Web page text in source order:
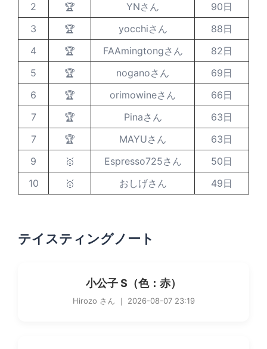
2
🏆 YNさん
90日
3
🏆 yocchiさん
88日
4
🏆 FAAmingtongさん
82日
5
🏆 noganoさん
69日
6
🏆 orimowineさん
66日
7
🏆 Pinaさん
63日
7
🏆 MAYUさん
63日
9
🥇 Espresso725さん
50日
10
🥇 おしげさん 49日
テイスティングノート
小公子 S（色：赤）
Hirozo さん ｜ 2026-08-07 23:19